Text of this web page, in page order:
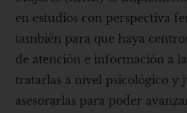
en estudios con perspectiva
también para que haya
de atención e información a
tratarlas a nivel psicológico y
asesorarlas para poder